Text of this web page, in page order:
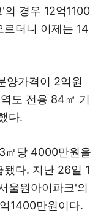
경우 12억1100
르더니 이제는 14
양가격이 2억원
도 전용 84㎡ 기
다.
㎡당 4000만원을
다. 지난 26일 1
울원아이파크'의
1400만원이다.